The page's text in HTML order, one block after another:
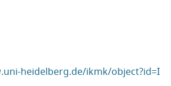
heidelberg.de/ikmk/object?id=I